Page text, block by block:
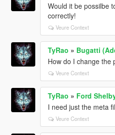
Would it be possilbe
correctly!
Veure Context
TyRao » Bugatti
How do I change the
Veure Context
TyRao » Ford
I need just the meta
Veure Context